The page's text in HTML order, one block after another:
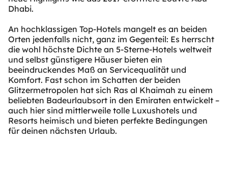
Dhabi.
An hochklassigen Top-Hotels mangelt es an beiden
Orten jedenfalls nicht, ganz im Gegenteil: Es herrscht
die wohl höchste Dichte an 5-Sterne-Hotels weltweit
und selbst günstigere Häuser bieten ein
beeindruckendes Maß an Servicequalität und
Komfort. Fast schon im Schatten der beiden
Glitzermetropolen hat sich Ras al Khaimah zu einem
beliebten Badeurlaubsort in den Emiraten entwickelt –
auch hier sind mittlerweile tolle Luxushotels und
Resorts heimisch und bieten perfekte Bedingungen
für deinen nächsten Urlaub.